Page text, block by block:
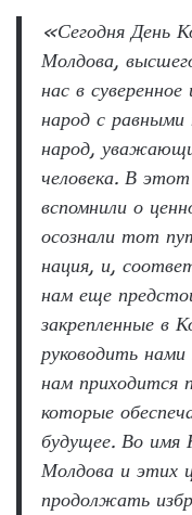
«Сегодня День
Молдова,
нас в
народ с равными
народ,
человека. В
вспомнили о
осознали тот
нация, и,
нам еще
закрепленные в
руководить
нам приходится
которые
будущее. Во имя
Молдова и этих
продолжать